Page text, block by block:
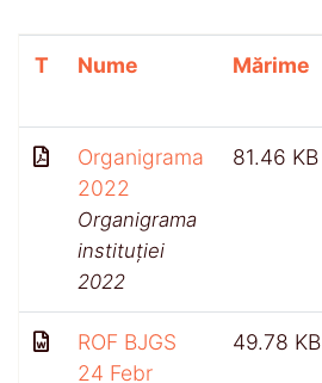
T Nume Mărime
Organigrama
2022
Organigrama
instituției
2022
81.46 KB
ROF BJGS
24 Febr
49.78 KB